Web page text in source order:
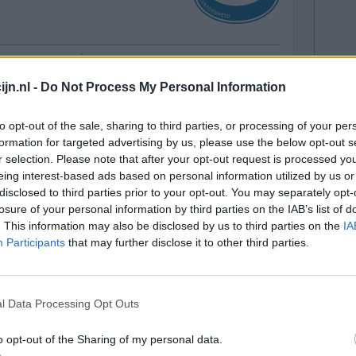
- Do Not Process My Personal Information
opt-out of the sale, sharing to third parties, or processing of your
for targeted advertising by us, please use the below opt-out
selection. Please note that after your opt-out request is processed
interest-based ads based on personal information utilized by us
to third parties prior to your opt-out. You may separately
of your personal information by third parties on the IAB’s list of
This information may also be disclosed by us to third parties on the
Participants that may further disclose it to other third parties.
Data Processing Opt Outs
opt-out of the Sharing of my personal data.
Hoeveelheid bijwerkingen
ik heel
kreeg
lekkerder voelen. Ik heb wel eens geprobeerd
maar ik ging weer achteruit. Ik heb
0 reacties